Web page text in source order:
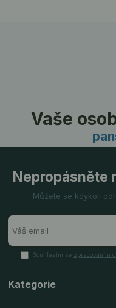
Vaše
Nepropásněte
Můžete se kdykoli
Souhlasím se zpracováním
Kategorie